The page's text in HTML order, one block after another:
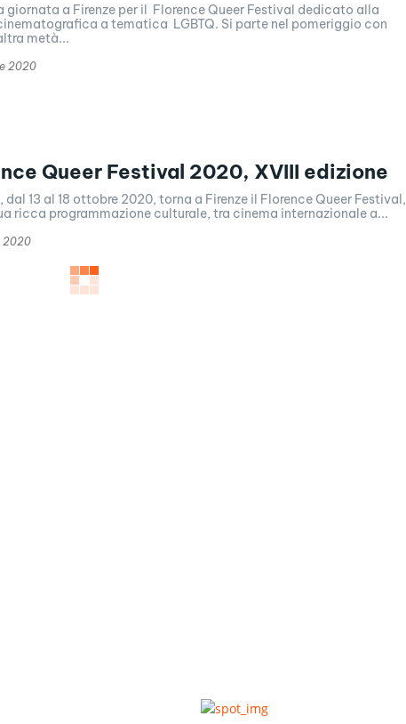
giornata a Firenze per il Florence Queer Festival dedicato alla
a tematica LGBTQ. Si parte nel pomeriggio con
metà...
2020
Queer Festival 2020, XVIII edizione
dal 13 al 18 ottobre 2020, torna a Firenze il Florence Queer Festival,
ricca programmazione culturale, tra cinema internazionale a...
2020